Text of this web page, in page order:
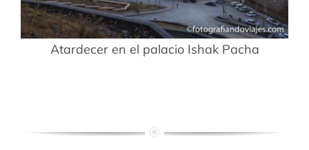
Atardecer en el palacio Ishak Pacha